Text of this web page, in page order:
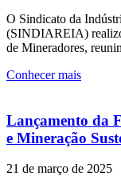
O Sindicato da
(SINDIAREIA)
de Mineradores,
Conhecer mais
Lançamento da
e Mineração
21 de março de 2025